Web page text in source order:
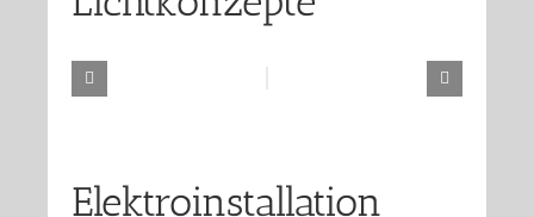
Elektroinstallation